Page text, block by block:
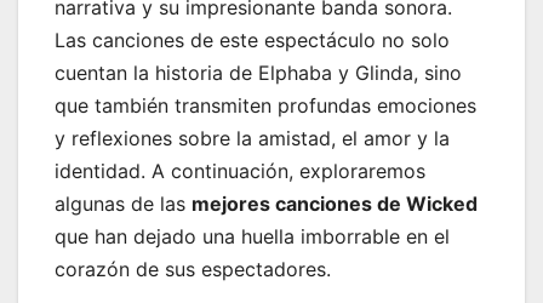
narrativa y su impresionante banda sonora.
Las canciones de este espectáculo no solo
cuentan la historia de Elphaba y Glinda, sino
que también transmiten profundas emociones
y reflexiones sobre la amistad, el amor y la
identidad. A continuación, exploraremos
algunas de las mejores canciones de Wicked
que han dejado una huella imborrable en el
corazón de sus espectadores.